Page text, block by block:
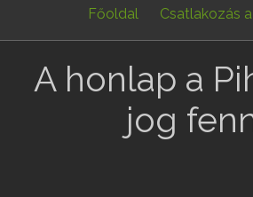
Főoldal Csatlakozás
A honlap a
jog